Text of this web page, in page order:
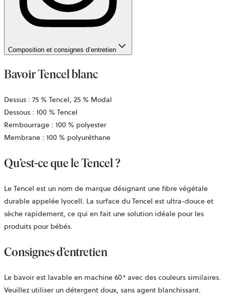
Composition et consignes d’entretien
Bavoir Tencel blanc
Dessus : 75 % Tencel, 25 % Modal
Dessous : 100 % Tencel
Rembourrage : 100 % polyester
Membrane : 100 % polyuréthane
Qu’est-ce que le Tencel ?
Le Tencel est un nom de marque désignant une fibre végétale
durable appelée lyocell. La surface du Tencel est ultra-douce et
sèche rapidement, ce qui en fait une solution idéale pour les
produits pour bébés.
Consignes d’entretien
Le bavoir est lavable en machine 60° avec des couleurs similaires.
Veuillez utiliser un détergent doux, sans agent blanchissant.